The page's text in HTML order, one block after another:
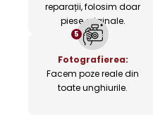
reparații, folosim doar
piese originale.
5
Fotografierea:
Facem poze reale din
toate unghiurile.